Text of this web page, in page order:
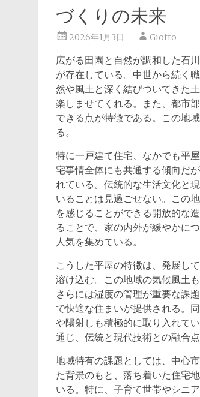
づくりの未来
2026年1月3日 Giotto
広がる田園と自然が調和した石
が存在している。 中世から続く
然や風土と深く結びついてきた
楽しませてくれる。また、都市
できる点が特徴である。この地
る。
特に一戸建て住宅、なかでも平
宅事情全体にも共通する傾向だ
れている。伝統的な生活文化と
いることは見過ごせない。この
を感じることができる開放的な
ることで、家の内外が緩やかに
人気を集めている。
こうした平屋の特徴は、発展し
溶け込む。この地域の気候風土
さらには湿度の管理が重要な課
で快適な住まいが提供される。
や陽射しも積極的に取り入れて
通じ、伝統と現代技術との融合点
地域特有の課題としては、中心
た背景のもと、落ち着いた住宅
いる。特に、子育て世帯やシニ